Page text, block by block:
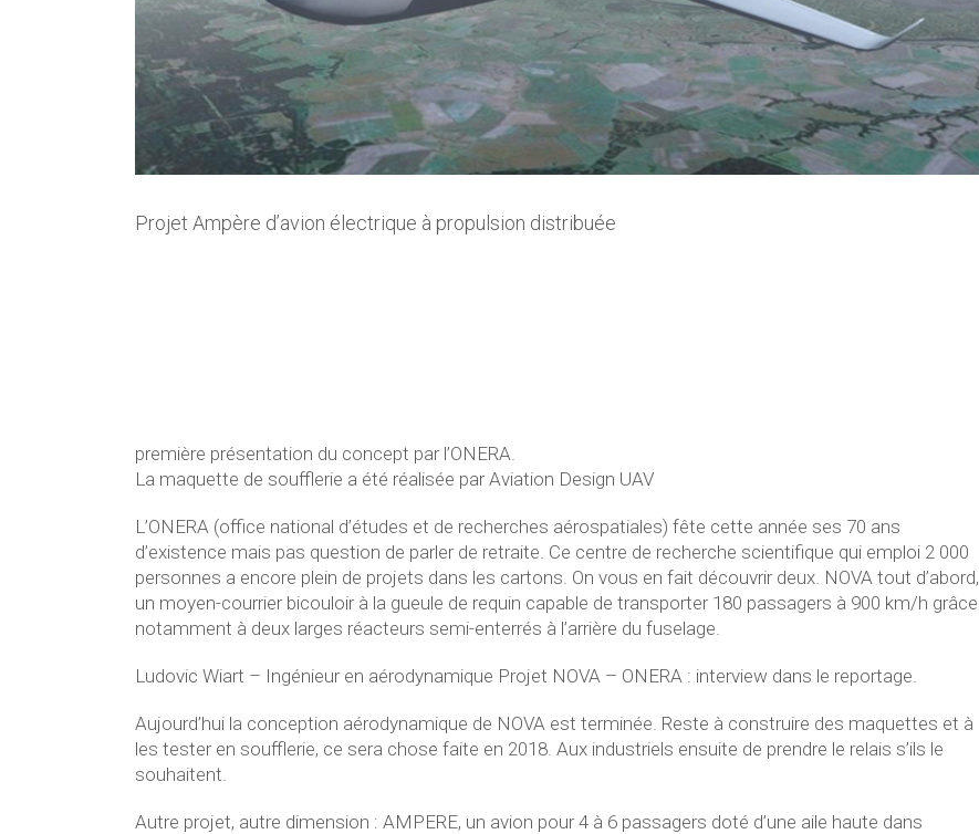
Projet Ampère d’avion électrique à propulsion distribuée
première présentation du concept par l’ONERA.
La maquette de soufflerie a été réalisée par Aviation Design UAV
L’ONERA (office national d’études et de recherches aérospatiales) fête cette année ses 70 ans
d’existence mais pas question de parler de retraite. Ce centre de recherche scientifique qui emploi 2 000
personnes a encore plein de projets dans les cartons. On vous en fait découvrir deux. NOVA tout d’abord,
un moyen-courrier bicouloir à la gueule de requin capable de transporter 180 passagers à 900 km/h grâce
notamment à deux larges réacteurs semi-enterrés à l’arrière du fuselage.
Ludovic Wiart – Ingénieur en aérodynamique Projet NOVA – ONERA : interview dans le reportage.
Aujourd’hui la conception aérodynamique de NOVA est terminée. Reste à construire des maquettes et à
les tester en soufflerie, ce sera chose faite en 2018. Aux industriels ensuite de prendre le relais s’ils le
souhaitent.
Autre projet, autre dimension : AMPERE, un avion pour 4 à 6 passagers doté d’une aile haute dans